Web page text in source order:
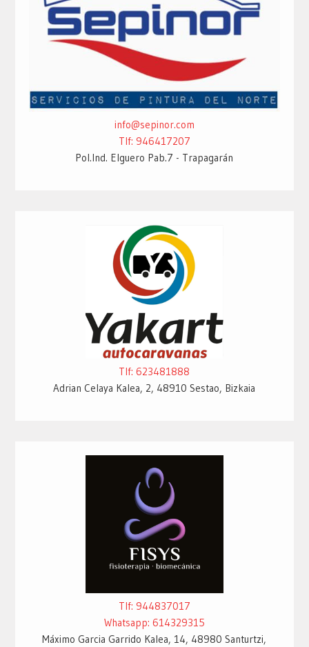
info@sepinor.com
Tlf: 946417207
Pol.Ind. Elguero Pab.7 - Trapagarán
Tlf: 623481888
Adrian Celaya Kalea, 2, 48910 Sestao, Bizkaia
Tlf: 944837017
Whatsapp: 614329315
Máximo Garcia Garrido Kalea, 14, 48980 Santurtzi,